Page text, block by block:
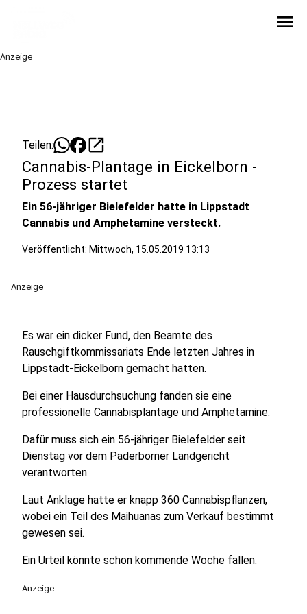
menu
Anzeige
Teilen: open_in_new
Cannabis-Plantage in Eickelborn -
Prozess startet
Ein 56-jähriger Bielefelder hatte in Lippstadt
Cannabis und Amphetamine versteckt.
Veröffentlicht: Mittwoch, 15.05.2019 13:13
Anzeige
Es war ein dicker Fund, den Beamte des
Rauschgiftkommissariats Ende letzten Jahres in
Lippstadt-Eickelborn gemacht hatten.
Bei einer Hausdurchsuchung fanden sie eine
professionelle Cannabisplantage und Amphetamine.
Dafür muss sich ein 56-jähriger Bielefelder seit
Dienstag vor dem Paderborner Landgericht
verantworten.
Laut Anklage hatte er knapp 360 Cannabispflanzen,
wobei ein Teil des Maihuanas zum Verkauf bestimmt
gewesen sei.
Ein Urteil könnte schon kommende Woche fallen.
Anzeige